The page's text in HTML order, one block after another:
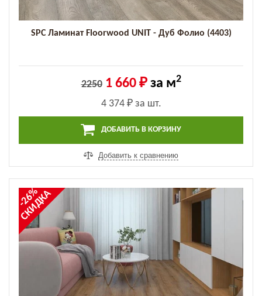
SPC Ламинат Floorwood UNIT - Дуб Фолио (4403)
2250 1 660 ₽за м2
4 374 ₽за шт.
ДОБАВИТЬ В КОРЗИНУ
Добавить к сравнению
-26%
СКИДКА